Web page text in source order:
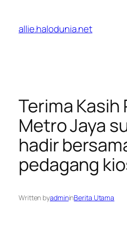
konten
allie.halodunia.net
Terima Kasih
Metro Jaya
hadir
pedagang
Written byadmininBerita Utama